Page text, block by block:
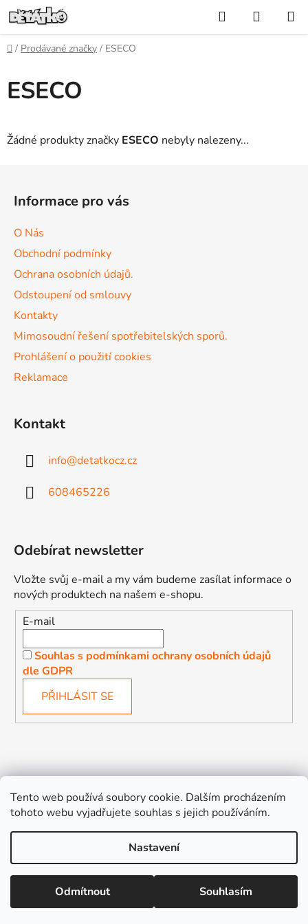
Tento web používá soubory cookie. Dalším procházením
tohoto webu vyjadřujete souhlas s jejich používáním.
Nastavení
Odmítnout Souhlasím
Přejít
na
obsah
Hledat
KOŠÍK
Domů
/ Prodávané značky / ESECO
ESECO
Žádné produkty značky ESECO nebyly nalezeny...
Informace pro vás
O Nás
Obchodní podmínky
Ochrana osobních údajů.
Odstoupení od smlouvy
Kontakty
Mimosoudní řešení spotřebitelských sporů.
Prohlášení o použití cookies
Reklamace
Kontakt
info@detatkocz.cz
608465226
Odebírat newsletter
Vložte svůj e-mail a my vám budeme zasílat informace o
nových produktech na našem e-shopu.
E-mail
Souhlas s podmínkami ochrany osobních údajů
dle GDPR
PŘIHLÁSIT SE
Vytvořil Shoptet
Copyright 2026Děťátko
. Všechna práva vyhrazena.
Upravit nastavení cookies